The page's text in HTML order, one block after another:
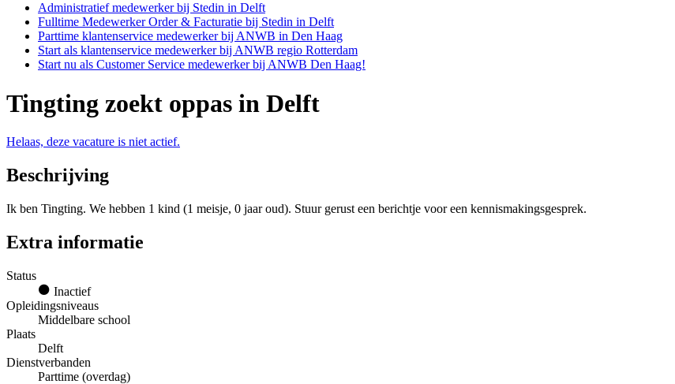
Administratief medewerker bij Stedin in Delft
Fulltime Medewerker Order & Facturatie bij Stedin in Delft
Parttime klantenservice medewerker bij ANWB in Den Haag
Start als klantenservice medewerker bij ANWB regio Rotterdam
Start nu als Customer Service medewerker bij ANWB Den Haag!
Tingting zoekt oppas in Delft
Helaas, deze vacature is niet actief.
Beschrijving
Ik ben Tingting. We hebben 1 kind (1 meisje, 0 jaar oud). Stuur gerust een berichtje voor een kennismakingsgesprek.
Extra informatie
Status
Inactief
Opleidingsniveaus
Middelbare school
Plaats
Delft
Dienstverbanden
Parttime (overdag)